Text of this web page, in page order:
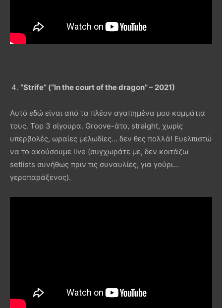
“Strife” (“In the court of the dragon” – 2021)
Αυτό εδώ είναι από τα πλέον αγαπημένα μου κομμάτια
τους. Top 3 σίγουρα. Groove-άτο, straight, χωρίς
υπερβολές, ωραίες μελωδίες… δεν θες πολλά! Ευελπιστώ
να το ακούσουμε live (συγχωράτε με, δεν κοιτάζω
setlists συνήθως πριν τις συναυλίες, για γούρι…
γεροπαράξενος).